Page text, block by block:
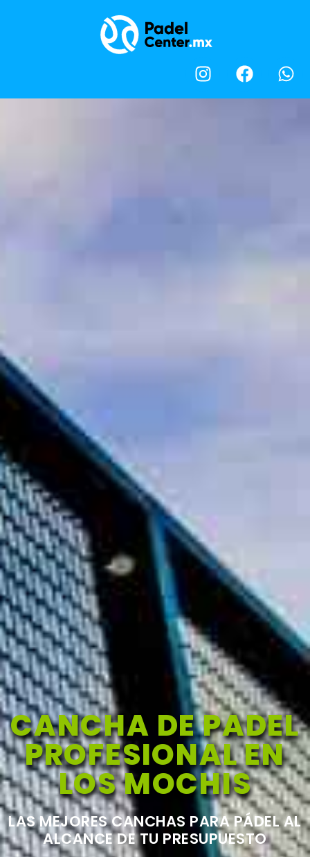
CANCHA DE PADEL
PROFESIONAL EN
LOS MOCHIS
LAS MEJORES CANCHAS PARA PÁDEL AL
ALCANCE DE TU PRESUPUESTO